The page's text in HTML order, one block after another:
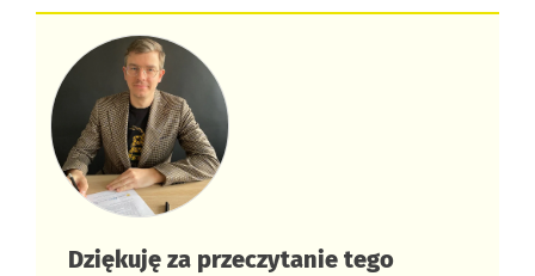
Dziękuję za przeczytanie tego